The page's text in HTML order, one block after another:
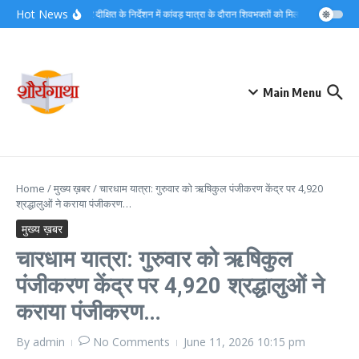
Skip to content
Hot Newsडीएम मयूर दीक्षित के निर्देशन में कांवड़ यात्रा के दौरान शिवभक्तों को मिल रहा त्वरित
Main Menu
Home /मुख्य ख़बर/चारधाम यात्रा: गुरुवार को ऋषिकुल पंजीकरण केंद्र पर 4,920
श्रद्धालुओं ने कराया पंजीकरण…
मुख्य ख़बर
चारधाम यात्रा: गुरुवार को ऋषिकुल
पंजीकरण केंद्र पर 4,920 श्रद्धालुओं ने
कराया पंजीकरण…
By admin No Comments June 11, 2026 10:15 pm